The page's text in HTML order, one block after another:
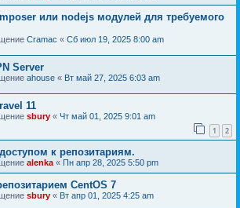
или nodejs модулей для требуемого
Cramac « Сб июл 19, 2025 8:00 am
Server
ahouse « Вт май 27, 2025 6:03 am
11
sbury « Чт май 01, 2025 9:01 am
1 2
к репозитариям.
alenka « Пн апр 28, 2025 5:50 pm
CentOS 7
sbury « Вт апр 01, 2025 4:25 am